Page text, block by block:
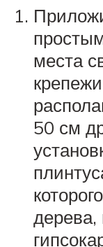
места
50 см
дерева,